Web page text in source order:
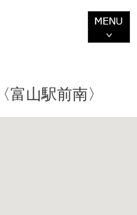
山駅前南〉